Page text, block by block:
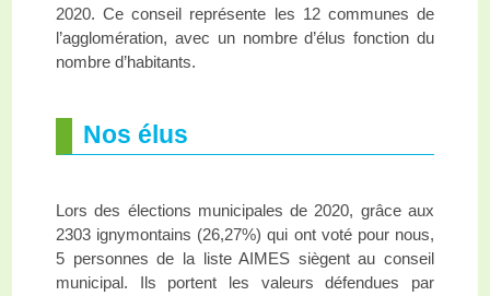
2020. Ce conseil représente les 12 communes de
l’agglomération, avec un nombre d’élus fonction du
nombre d’habitants.
Nos élus
Lors des élections municipales de 2020, grâce aux
2303 ignymontains (26,27%) qui ont voté pour nous,
5 personnes de la liste AIMES siègent au conseil
municipal. Ils portent les valeurs défendues par